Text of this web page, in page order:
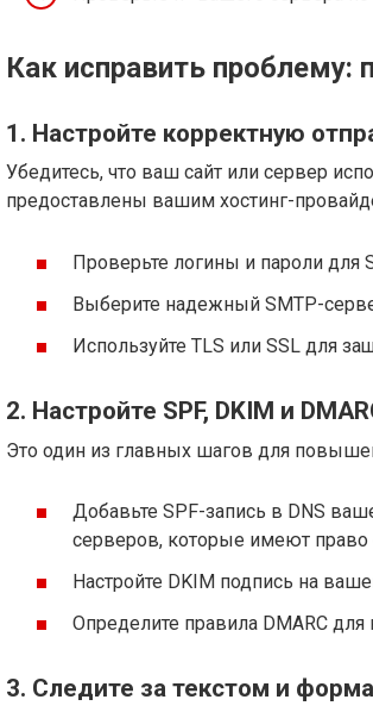
Как исправить проблему:
1. Настройте корректную
Убедитесь, что ваш сайт или сервер
предоставлены вашим хостинг-
Проверьте логины и пароли для
Выберите надежный SMTP-
Используйте TLS или SSL для
2. Настройте SPF, DKIM и
Это один из главных шагов для
Добавьте SPF-запись в DNS
серверов, которые имеют право
Настройте DKIM подпись на
Определите правила DMARC для
3. Следите за текстом и